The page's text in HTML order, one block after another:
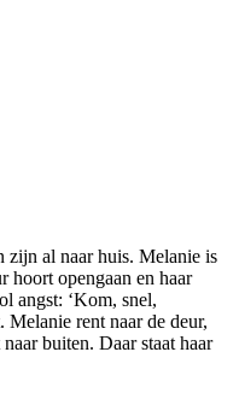
zijn al naar huis. Melanie is
hoort opengaan en haar
angst: ‘Kom, snel,
Melanie rent naar de deur,
buiten. Daar staat haar